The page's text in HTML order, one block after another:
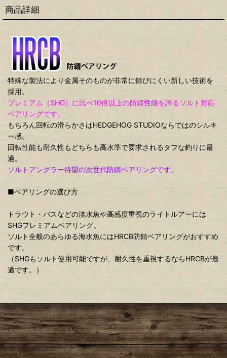
商品詳細
特殊な製法により金属そのものが非常に錆びにくい新しい技術を
採用。
プレミアム（SHG）に比べ10倍以上の防錆性能を誇るソルト対応
ベアリングです。
もちろん回転の滑らかさはHEDGEHOG STUDIOならではのシルキ
ー感。
回転性能も耐久性もどちらも高水準で要求されるタフな釣りに最
適。
ソルトアングラー待望の次世代防錆ベアリングです。
■ベアリングの選び方
トラウト・バスなどの淡水魚や高感度重視のライトルアーには
SHGプレミアムベアリング。
ソルト全般のあらゆる海水魚にはHRCB防錆ベアリングがおすすめ
です。
（SHGもソルト使用可能ですが、耐久性を重視するならHRCBが最
適です。）